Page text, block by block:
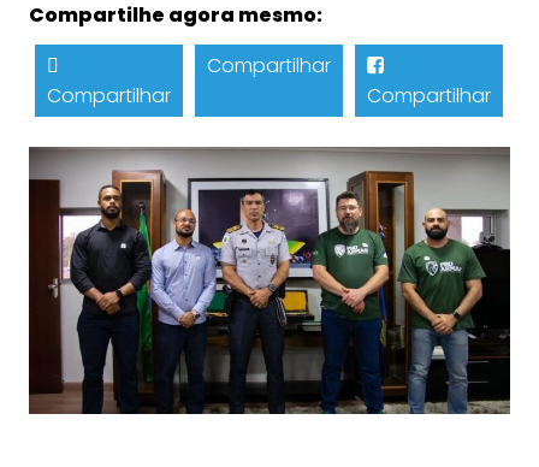
Compartilhe agora mesmo:
Compartilhar
Compartilhar
Compartilhar